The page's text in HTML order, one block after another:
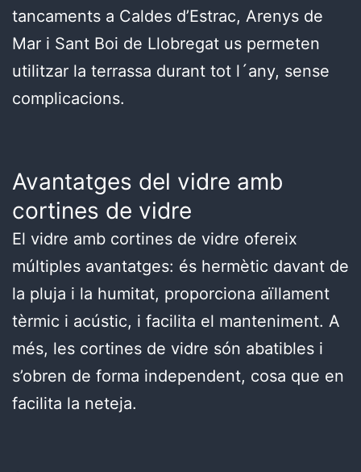
tancaments a Caldes d’Estrac, Arenys de
Mar i Sant Boi de Llobregat us permeten
utilitzar la terrassa durant tot l´any, sense
complicacions.
Avantatges del vidre amb
cortines de vidre
El vidre amb cortines de vidre ofereix
múltiples avantatges: és hermètic davant de
la pluja i la humitat, proporciona aïllament
tèrmic i acústic, i facilita el manteniment. A
més, les cortines de vidre són abatibles i
s’obren de forma independent, cosa que en
facilita la neteja.